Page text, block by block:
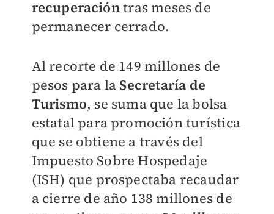
recuperacióntras meses de
permanecer cerrado.
Al recorte de 149 millones de
pesos para la Secretaría de
Turismo, se suma que la bolsa
estatal para promoción turística
que se obtiene a través del
Impuesto Sobre Hospedaje
(ISH) que prospectaba recaudar
a cierre de año 138 millones de